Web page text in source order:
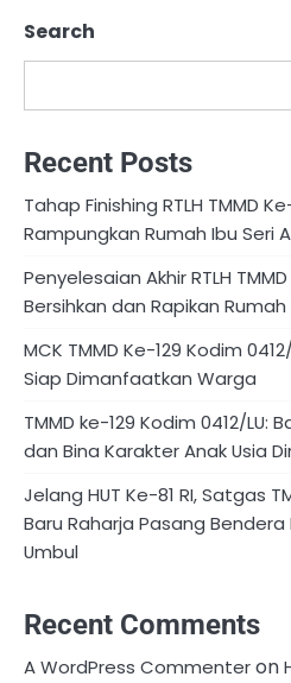
Search
Recent Posts
Tahap Finishing RTLH TMMD
Rampungkan Rumah Ibu Seri
Penyelesaian Akhir RTLH
Bersihkan dan Rapikan Rumah
MCK TMMD Ke-129 Kodim
Siap Dimanfaatkan Warga
TMMD ke-129 Kodim 0412/LU:
dan Bina Karakter Anak Usia
Jelang HUT Ke-81 RI, Satgas
Baru Raharja Pasang
Umbul
Recent Comments
A WordPress Commenteron